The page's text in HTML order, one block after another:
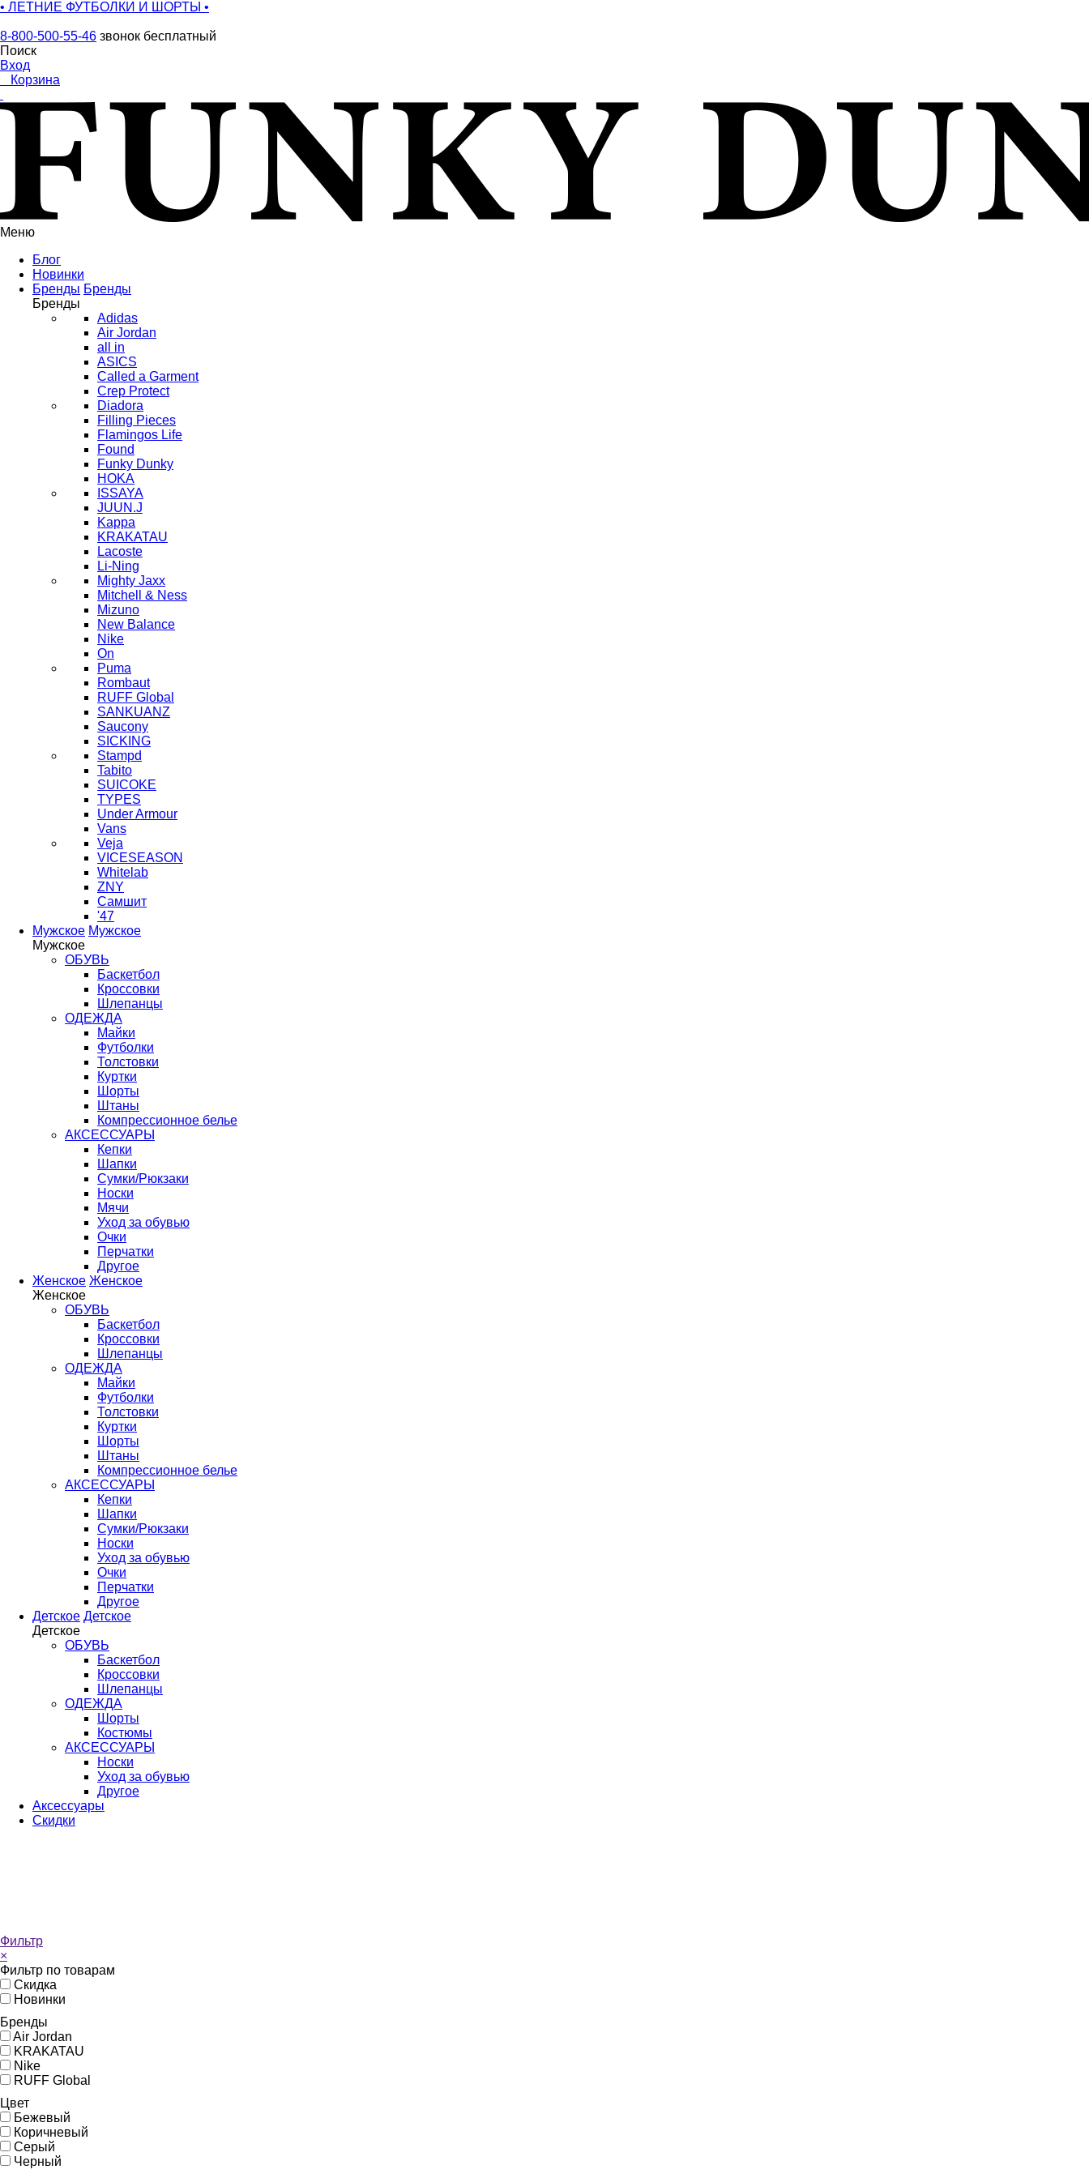
• ЛЕТНИЕ ФУТБОЛКИ И ШОРТЫ •
8-800-500-55-46 звонок бесплатный
Поиск
Вход
Корзина
Меню
Блог
Новинки
Бренды Бренды
Бренды
Adidas
Air Jordan
all in
ASICS
Called a Garment
Crep Protect
Diadora
Filling Pieces
Flamingos Life
Found
Funky Dunky
HOKA
ISSAYA
JUUN.J
Kappa
KRAKATAU
Lacoste
Li-Ning
Mighty Jaxx
Mitchell & Ness
Mizuno
New Balance
Nike
On
Puma
Rombaut
RUFF Global
SANKUANZ
Saucony
SICKING
Stampd
Tabito
SUICOKE
TYPES
Under Armour
Vans
Veja
VICESEASON
Whitelab
ZNY
Самшит
'47
Мужское Мужское
Мужское
ОБУВЬ
Баскетбол
Кроссовки
Шлепанцы
ОДЕЖДА
Майки
Футболки
Толстовки
Куртки
Шорты
Штаны
Компрессионное белье
АКСЕССУАРЫ
Кепки
Шапки
Сумки/Рюкзаки
Носки
Мячи
Уход за обувью
Очки
Перчатки
Другое
Женское Женское
Женское
ОБУВЬ
Баскетбол
Кроссовки
Шлепанцы
ОДЕЖДА
Майки
Футболки
Толстовки
Куртки
Шорты
Штаны
Компрессионное белье
АКСЕССУАРЫ
Кепки
Шапки
Сумки/Рюкзаки
Носки
Уход за обувью
Очки
Перчатки
Другое
Детское Детское
Детское
ОБУВЬ
Баскетбол
Кроссовки
Шлепанцы
ОДЕЖДА
Шорты
Костюмы
АКСЕССУАРЫ
Носки
Уход за обувью
Другое
Аксессуары
Скидки
Фильтр
×
Фильтр по товарам
Скидка
Новинки
Бренды
Air Jordan
KRAKATAU
Nike
RUFF Global
Цвет
Бежевый
Коричневый
Серый
Черный